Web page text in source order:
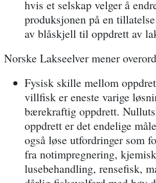
hvis et selskap velger å
produksjonen på en
av blåskjell til oppdrett av
Norske Lakseelver mener
Fysisk skille mellom
villfisk er eneste varige
bærekraftig oppdrett.
oppdrett er det endelige
også løse utfordringer som
fra notimpregnering, kjemisk
lusebehandling, rensefisk,